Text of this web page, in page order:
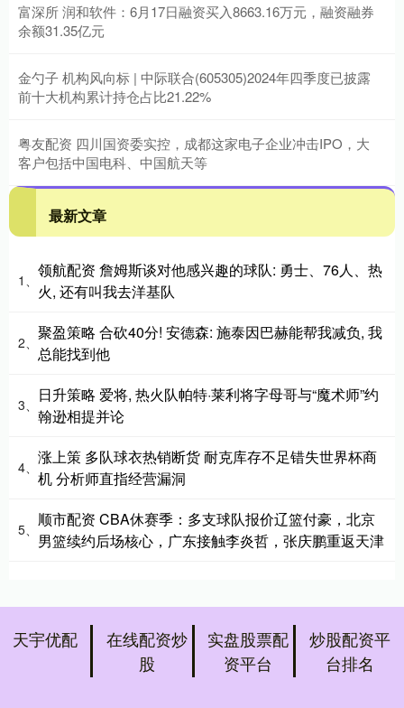
富深所 润和软件：6月17日融资买入8663.16万元，融资融券
余额31.35亿元
金勺子 机构风向标 | 中际联合(605305)2024年四季度已披露
前十大机构累计持仓占比21.22%
粤友配资 四川国资委实控，成都这家电子企业冲击IPO，大
客户包括中国电科、中国航天等
最新文章
1、
领航配资 詹姆斯谈对他感兴趣的球队: 勇士、76人、热
火, 还有叫我去洋基队
2、
聚盈策略 合砍40分! 安德森: 施泰因巴赫能帮我减负, 我
总能找到他
3、
日升策略 爱将, 热火队帕特·莱利将字母哥与“魔术师”约
翰逊相提并论
4、
涨上策 多队球衣热销断货 耐克库存不足错失世界杯商
机 分析师直指经营漏洞
5、
顺市配资 CBA休赛季：多支球队报价辽篮付豪，北京
男篮续约后场核心，广东接触李炎哲，张庆鹏重返天津
天宇优配
在线配资炒
股
实盘股票配
资平台
炒股配资平
台排名